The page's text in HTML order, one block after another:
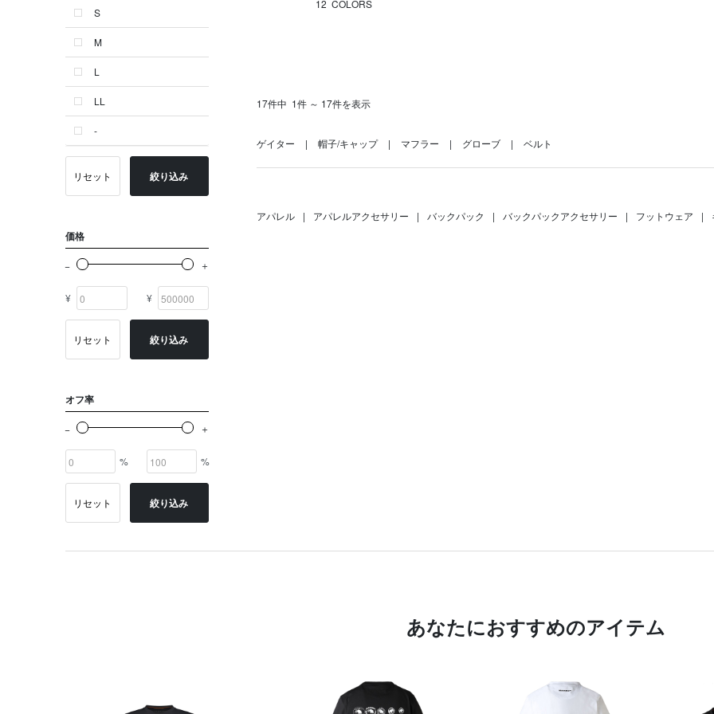
ゴールド系
その他
イニシャル
OTHERS
S
M
L
LL
-
リセット 絞り込み
価格
¥ ¥
リセット 絞り込み
オフ率
% %
リセット 絞り込み
12 COLORS
17件中 1件 ～ 17件を表示
ゲイター 帽子/キャップ マフラー グローブ ベルト
アパレル | アパレルアクセサリー | バックパック | バックパックアクセサリー | フットウェア |
あなたにおすすめのアイテム